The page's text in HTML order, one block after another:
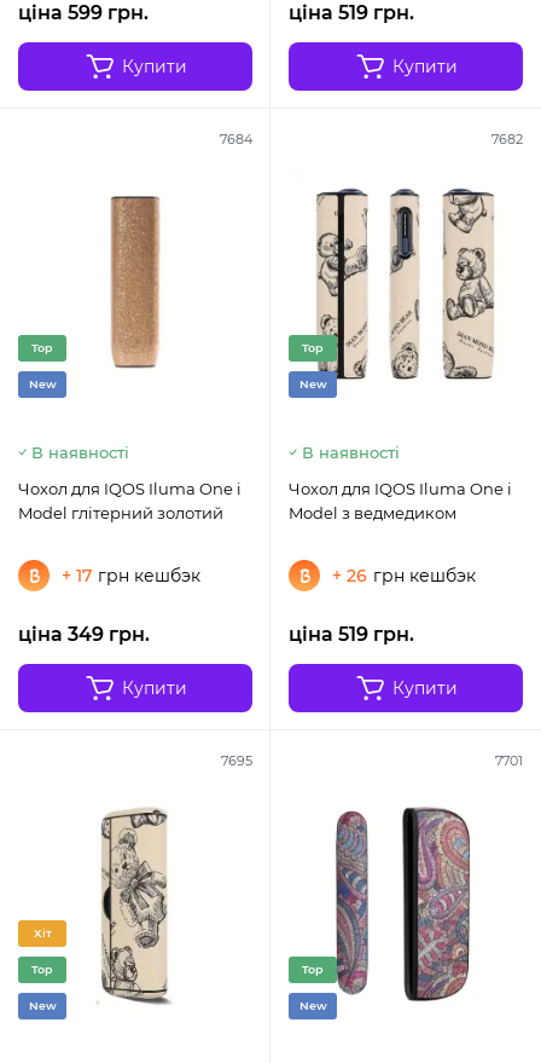
ціна 599 грн.
Купити
ціна 519 грн.
Купити
7684
Top
New
В наявності
Чохол для IQOS Iluma One i
Model глітерний золотий
+ 17 грн кешбэк
ціна 349 грн.
Купити
7682
Top
New
В наявності
Чохол для IQOS Iluma One i
Model з ведмедиком
+ 26 грн кешбэк
ціна 519 грн.
Купити
7695
Хіт
Top
New
7701
Top
New